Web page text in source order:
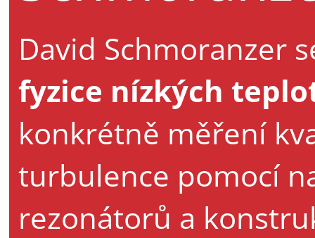
David Schmoranzer
fyzice nízkých
konkrétně měření
turbulence pomocí
rezonátorů a